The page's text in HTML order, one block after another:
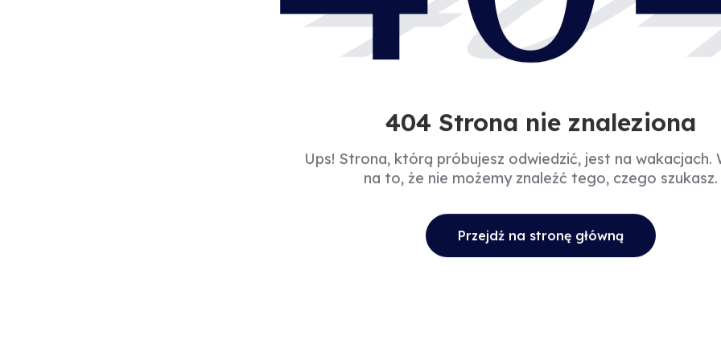
404 Strona nie znaleziona
Ups! Strona, którą próbujesz odwiedzić, jest na wakacjach.
na to, że nie możemy znaleźć tego, czego szukasz.
Przejdź na stronę główną